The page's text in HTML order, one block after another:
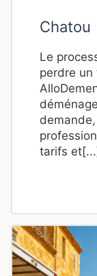
Chatou
Le
perdre un
tarifs